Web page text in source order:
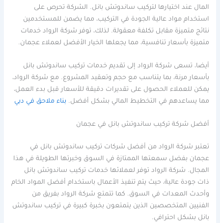
المال عند اختيارها لتركيب ساندوتش بانل. الشركة تحرص على
استخدام مواد عالية الجودة في التركيب، مما يضمن للمستخدمين
نتائج متميزة مقابل تكلفة معقولة. لذلك، توفر شركة الرواد خدمات
متميزة بأسعار تنافسية، مما يجعلها الخيار الأفضل لعملاء عجمان.
أيضا، تسعى شركة الرواد إلى تقديم خدمات تركيب ساندوتش بانل
بأسعار مرنة، بما يتناسب مع حجم وتعقيد المشروع. مع شركة الرواد،
يمكن للعملاء الحصول على تقديرات دقيقة للأسعار قبل بدء العمل،
مما يساعدهم في التخطيط المالي بشكل أفضل. بناء ملاحق في دبي
أفضل شركة تركيب ساندوتش بانل في عجمان
تعتبر شركة الرواد من أفضل شركات تركيب ساندوتش بانل في
عجمان بفضل سمعتها الممتازة في السوق وخبرتها الطويلة في هذا
المجال. شركة الرواد توفر لعملائها خدمات تركيب ساندوتش بانل
ذات جودة عالية، حيث يتم تنفيذ الأعمال باستخدام أفضل المواد الخام
وأحدث المعدات في السوق. كما تتمتع شركة الرواد بفريق من
الفنيين المتخصصين الذين يتمتعون بخبرة كبيرة في تركيب ساندوتش
بانل بشكل احترافي.